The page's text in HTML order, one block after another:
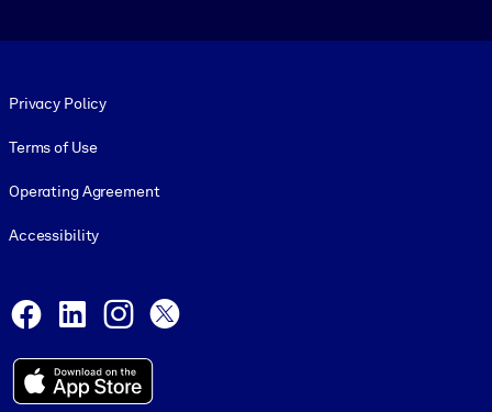
Privacy Policy
Terms of Use
Operating Agreement
Accessibility
Facebook
LinkedInInstagram